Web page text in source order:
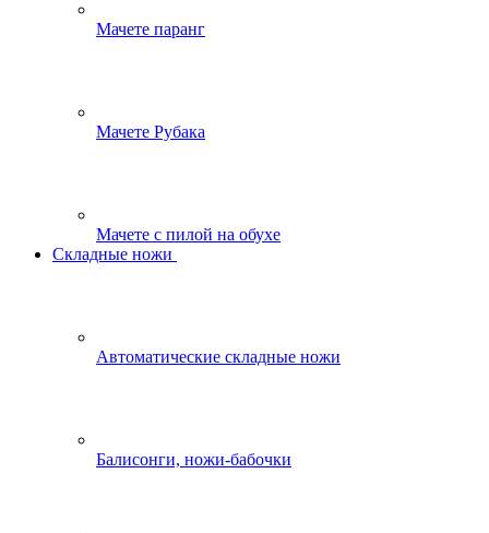
Мачете паранг
Мачете Рубака
Мачете с пилой на обухе
Складные ножи
Автоматические складные ножи
Балисонги, ножи-бабочки